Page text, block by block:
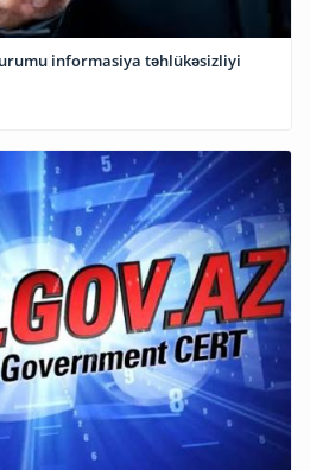
informasiya təhlükəsizliyi